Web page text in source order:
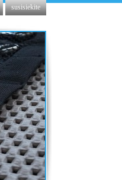
susisiekite